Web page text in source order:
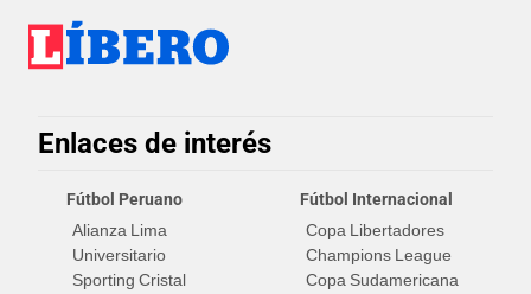
Enlaces de interés
Fútbol Peruano
Alianza Lima
Universitario
Sporting Cristal
Fútbol Internacional
Copa Libertadores
Champions League
Copa Sudamericana